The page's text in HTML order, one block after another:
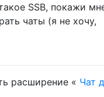
SSB, покажи
чаты (я не хочу,
расширение « Чат